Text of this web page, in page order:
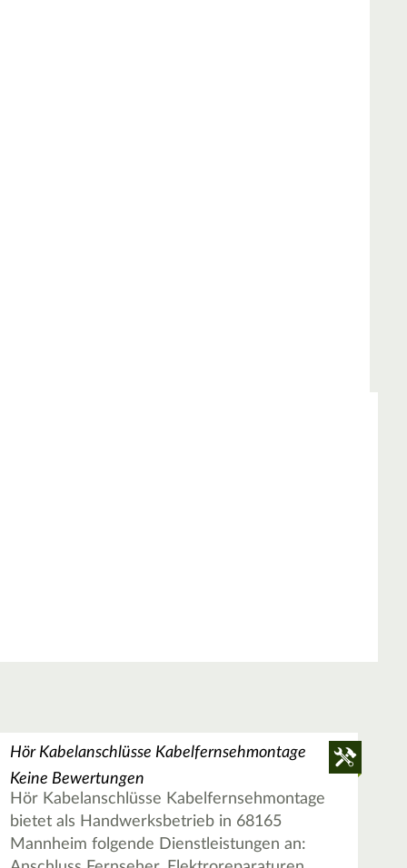
Hör Kabelanschlüsse Kabelfernsehmontage
Keine Bewertungen
Hör Kabelanschlüsse Kabelfernsehmontage
bietet als Handwerksbetrieb in 68165
Mannheim folgende Dienstleistungen an: